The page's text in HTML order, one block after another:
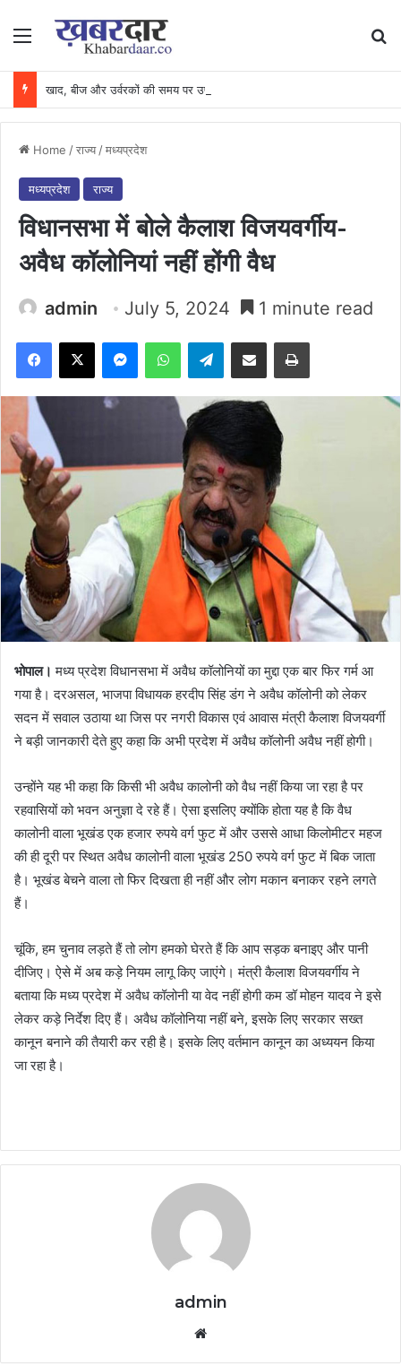
Menu
Home /राज्य /मध्यप्रदेश
मध्यप्रदेश राज्य
विधानसभा में बोले कैलाश विजयवर्गीय-
अवैध कॉलोनियां नहीं होंगी वैध
admin July 5, 2024 1 minute read
Facebook
X MessengerWhatsAppTelegramShare via Email Print
भोपाल। मध्य प्रदेश विधानसभा में अवैध कॉलोनियों का मुद्दा एक बार फिर गर्म आ
गया है। दरअसल, भाजपा विधायक हरदीप सिंह डंग ने अवैध कॉलोनी को लेकर
सदन में सवाल उठाया था जिस पर नगरी विकास एवं आवास मंत्री कैलाश विजयवर्गी
ने बड़ी जानकारी देते हुए कहा कि अभी प्रदेश में अवैध कॉलोनी अवैध नहीं होगी।
उन्होंने यह भी कहा कि किसी भी अवैध कालोनी को वैध नहीं किया जा रहा है पर
रहवासियों को भवन अनुज्ञा दे रहे हैं। ऐसा इसलिए क्योंकि होता यह है कि वैध
कालोनी वाला भूखंड एक हजार रुपये वर्ग फुट में और उससे आधा किलोमीटर महज
की ही दूरी पर स्थित अवैध कालोनी वाला भूखंड 250 रुपये वर्ग फुट में बिक जाता
है। भूखंड बेचने वाला तो फिर दिखता ही नहीं और लोग मकान बनाकर रहने लगते
हैं।
चूंकि, हम चुनाव लड़ते हैं तो लोग हमको घेरते हैं कि आप सड़क बनाइए और पानी
दीजिए। ऐसे में अब कड़े नियम लागू किए जाएंगे। मंत्री कैलाश विजयवर्गीय ने
बताया कि मध्य प्रदेश में अवैध कॉलोनी या वेद नहीं होगी कम डॉ मोहन यादव ने इसे
लेकर कड़े निर्देश दिए हैं। अवैध कॉलोनिया नहीं बने, इसके लिए सरकार सख्त
कानून बनाने की तैयारी कर रही है। इसके लिए वर्तमान कानून का अध्ययन किया
जा रहा है।
admin